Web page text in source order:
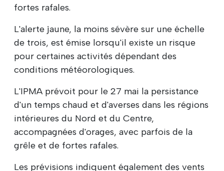
fortes rafales.
L'alerte jaune, la moins sévère sur une échelle
de trois, est émise lorsqu'il existe un risque
pour certaines activités dépendant des
conditions météorologiques.
L'IPMA prévoit pour le 27 mai la persistance
d'un temps chaud et d'averses dans les régions
intérieures du Nord et du Centre,
accompagnées d'orages, avec parfois de la
grêle et de fortes rafales.
Les prévisions indiquent également des vents